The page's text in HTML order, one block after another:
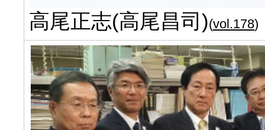
高尾正志(高尾昌司)(vol.178)